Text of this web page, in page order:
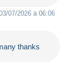
07/2026 à 06:06
thanks